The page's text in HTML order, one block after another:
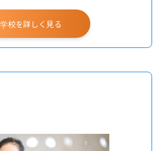
学校を詳しく見る